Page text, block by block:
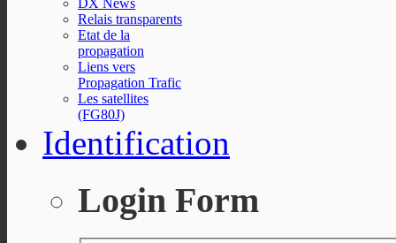
DX News
Relais transparents
Etat de la
propagation
Liens vers
Propagation Trafic
Les satellites
(FG80J)
Identification
Login Form